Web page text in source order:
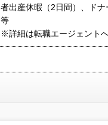
者出産休暇（2日間）、ドナ
等
※詳細は転職エージェント